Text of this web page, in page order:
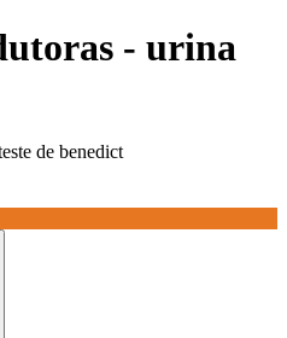
- urina
de benedict